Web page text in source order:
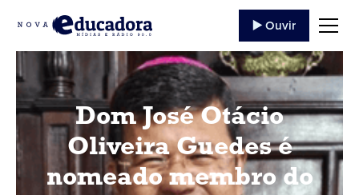
▶️ Ouvir
Dom José Otácio
Oliveira Guedes é
nomeado membro do